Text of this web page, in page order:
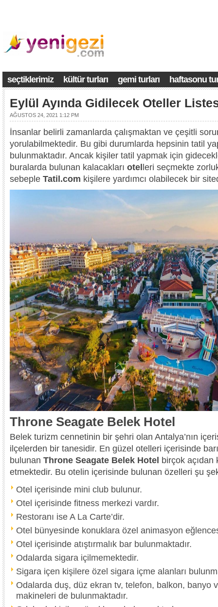
seçtiklerimiz kültür turları gemi turları haftasonu
Eylül Ayında Gidilecek Oteller
AĞUSTOS 24, 2021 1:12 PM
İnsanlar belirli zamanlarda çalışmaktan ve çeşitli
yorulabilmektedir. Bu gibi durumlarda hepsinin tatil
bulunmaktadır. Ancak kişiler tatil yapmak için
buralarda bulunan kalacakları otelleri seçmekte
sebeple Tatil.com kişilere yardımcı olabilecek bir
Throne Seagate Belek Hotel
Belek turizm cennetinin bir şehri olan Antalya’nın
ilçelerden bir tanesidir. En güzel otelleri içerisinde
bulunan Throne Seagate Belek Hotel birçok
etmektedir. Bu otelin içerisinde bulunan özelleri şu
Otel içerisinde mini club bulunur.
Otel içerisinde fitness merkezi vardır.
Restoranı ise A La Carte’dir.
Otel bünyesinde konuklara özel animasyon
Otel içerisinde atıştırmalık bar bulunmaktadır.
Odalarda sigara içilmemektedir.
Sigara içen kişilere özel sigara içme alanları
Odalarda duş, düz ekran tv, telefon, balkon, banyo
makineleri de bulunmaktadır.